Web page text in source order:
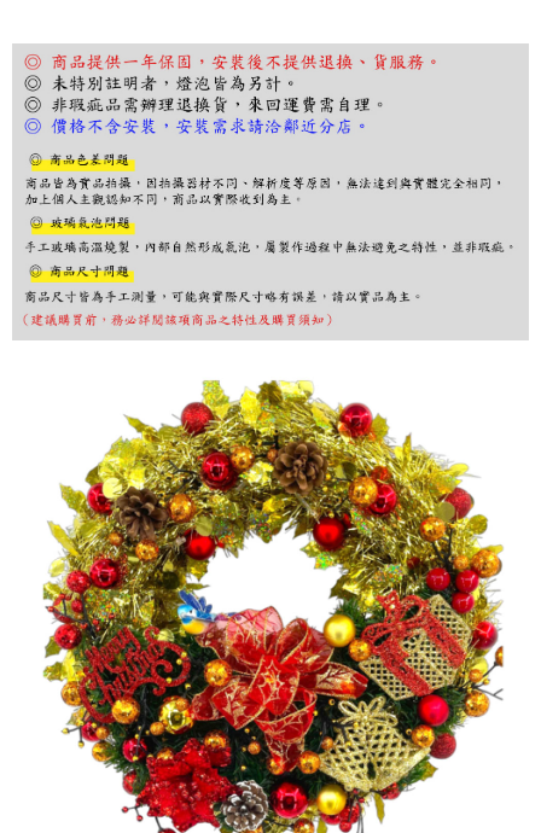
３．安心：先確認商品／服務後，再付款。
【「AFTEE先享後付」結帳流程】
１．於結帳方式選擇「AFTEE先享後付」後，將跳轉至「AFTEE先享後付」
２．訂單成立數日內，您將收到繳費通知簡訊。
３．收到繳費通知簡訊後14天內，點擊此簡訊中的連結，可透過四大超商／
ATM／網路銀行／等多元方式進行付款，方視為交易完成。
※ 請注意：結帳手續完成當下不需立刻繳費，但若您需要取消訂單，請聯絡
購買商品的店家。未經商家同意取消之訂單仍視為有效，需透過AFTEE先享
後付繳納相關費用。
※ 交易是否成功請以「AFTEE先享後付 」之結帳頁面顯示為準，若有關於
是否繳費成功／繳費後需取消欲退款等相關疑問，請聯繫「AFTEE先享後付
客戶支援中心」https://netprotections.freshdesk.com/support/home
１．透過由恩沛科技股份有限公司提供之「AFTEE先享後付」服務完成之交
易，需依本服務之必要範圍內提供個人資料，並將交易相關給付款項請求債
權轉讓予恩沛科技股份有限公司。
２．關於個人資料處理事宜，請瀏覽以下網址：
https://aftee.tw/terms/#terms3
３．未成年的使用者請事先徵得法定代理人或監護人之同意方可使用
「AFTEE先享後付」，若未經同意申辦者引起之損失，本公司不負相關責
任。
４．使用「AFTEE先享後付」時，將依據個別帳號之用戶狀況，依本公司即
時審查核予不同之上限額度；若仍有額度不足之情形，本公司將視審查結果
請求用戶進行身份認證。
５．嚴禁一人註冊多個帳號或使用他人資訊註冊。若發現惡意使用之情形，
恩沛科技股份有限公司將有權停止該用戶之使用額度並採取法律行動。
宅配
每筆NT$180，滿NT$5,000(含以上)免運費